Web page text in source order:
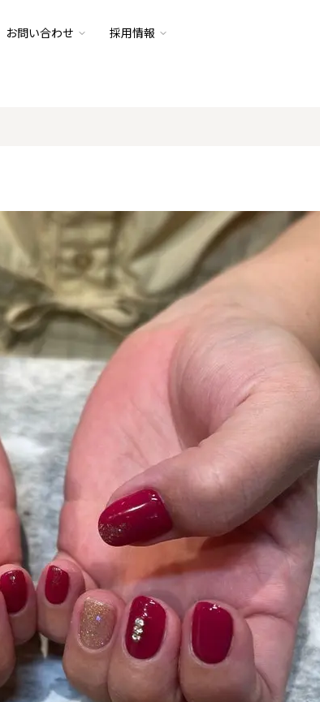
お問い合わせ 採用情報